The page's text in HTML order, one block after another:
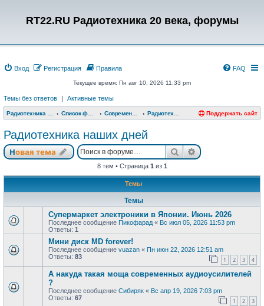
RT22.RU Радиотехника 20 века, форумы
Вход Регистрация FAQ
Правила
Текущее время: Пн авг 10, 2026 11:33 pm
Темы без ответов | Активные темы
Список форумов Современная техника 21 века Поддержать сайт
Радиотехника наших дней
Новая тема ПоискРасширенный
8 тем • Страница 1 из 1
Темы
Темы
Супермаркет электроники в Японии. Июнь 2026
Последнее сообщение Пикофарад « Вс июл 05, 2026 11:53 pm
Ответы: 1
Мини диск MD forever!
Последнее сообщение vuazan « Пн июн 22, 2026 12:51 am
Ответы: 83 1 2 3 4
А накуда такая моща современных аудиоусилителей
?
Последнее сообщение Сибиряк « Вс апр 19, 2026 7:03 pm
Ответы: 67 1 2 3